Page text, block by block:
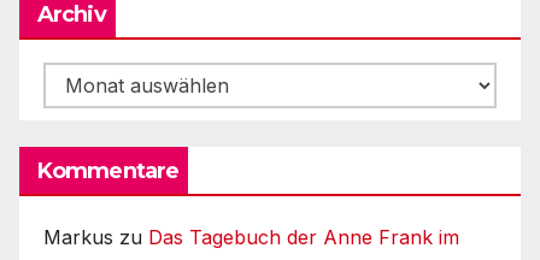
Archiv
Archiv
Kommentare
Markus zu Das Tagebuch der Anne Frank im